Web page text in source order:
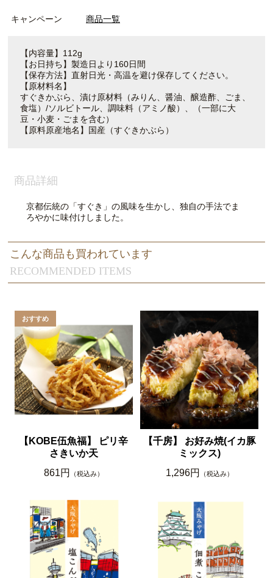
キャンペーン 商品一覧
【内容量】112g
【お日持ち】製造日より160日間
【保存方法】直射日光・高温を避け保存してください。
【原材料名】
すぐきかぶら、漬け原材料（みりん、醤油、醸造酢、ごま、
食塩）/ソルビトール、調味料（アミノ酸）、（一部に大
豆・小麦・ごまを含む）
【原料原産地名】国産（すぐきかぶら）
商品詳細
京都伝統の「すぐき」の風味を生かし、独自の手法でま
ろやかに味付けしました。
RECOMMENDED ITEMS
こんな商品も買われています
【KOBE伍魚福】 ピリ辛
さきいか天
861円
（税込み）
【千房】 お好み焼(イカ豚
ミックス)
1,296円
（税込み）